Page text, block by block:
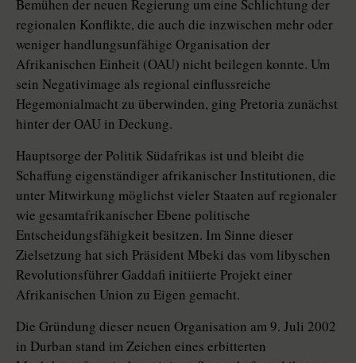
Bemühen der neuen Regierung um eine Schlichtung der
regionalen Konflikte, die auch die inzwischen mehr oder
weniger handlungsunfähige Organisation der
Afrikanischen Einheit (OAU) nicht beilegen konnte. Um
sein Negativimage als regional einflussreiche
Hegemonialmacht zu überwinden, ging Pretoria zunächst
hinter der OAU in Deckung.
Hauptsorge der Politik Südafrikas ist und bleibt die
Schaffung eigenständiger afrikanischer Institutionen, die
unter Mitwirkung möglichst vieler Staaten auf regionaler
wie gesamtafrikanischer Ebene politische
Entscheidungsfähigkeit besitzen. Im Sinne dieser
Zielsetzung hat sich Präsident Mbeki das vom libyschen
Revolutionsführer Gaddafi initiierte Projekt einer
Afrikanischen Union zu Eigen gemacht.
Die Gründung dieser neuen Organisation am 9. Juli 2002
in Durban stand im Zeichen eines erbitterten